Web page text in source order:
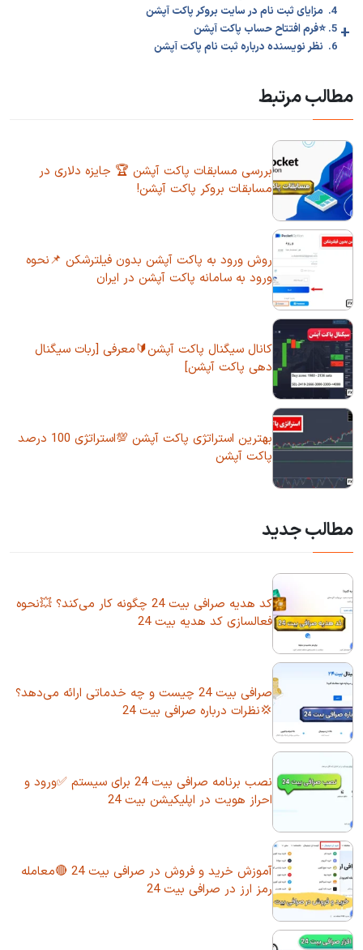
4. مزایای ثبت نام در سایت بروکر پاکت آپشن
5. ⭐️فرم افتتاح حساب پاکت آپشن +
6. نظر نویسنده درباره ثبت نام پاکت آپشن
مطالب مرتبط
بررسی مسابقات پاکت آپشن 🏆 جایزه دلاری در
مسابقات بروکر پاکت آپشن!
روش ورود به پاکت آپشن بدون فیلترشکن 📌نحوه
ورود به سامانه پاکت آپشن در ایران
کانال سیگنال پاکت آپشن🔰معرفی [ربات سیگنال
دهی پاکت آپشن]
بهترین استراتژی پاکت آپشن 💯استراتژی 100 درصد
پاکت آپشن
مطالب جدید
کد هدیه صرافی بیت 24 چگونه کار می‌کند؟ 💥نحوه
فعالسازی کد هدیه بیت 24
صرافی بیت 24 چیست و چه خدماتی ارائه می‌دهد؟
💢نظرات درباره صرافی بیت 24
نصب برنامه صرافی بیت 24 برای سیستم ✅ورود و
احراز هویت در اپلیکیشن بیت 24
آموزش خرید و فروش در صرافی بیت 24 🔴معامله
رمز ارز در صرافی بیت 24